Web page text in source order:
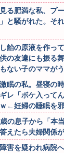
る肥満な私、プ
と騒がれた。そ
飴の原液を作っ
の友達にも振る
ない子のママが
眠の私。昼寝の
レ「ボケ入って
←妊婦の睡眠を
の息子から「本
えたら夫婦関係
障害を疑われ病院